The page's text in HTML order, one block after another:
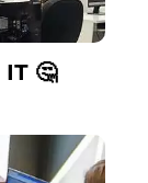
🤔